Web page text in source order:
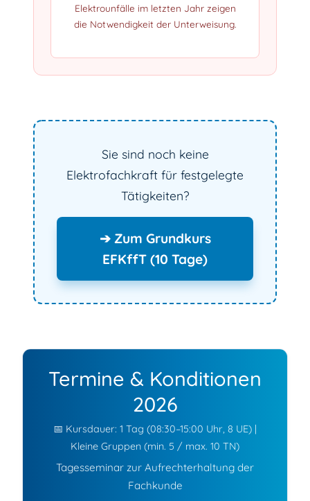
Elektrounfälle im letzten Jahr zeigen
die Notwendigkeit der Unterweisung.
Sie sind noch keine
Elektrofachkraft für festgelegte
Tätigkeiten?
➔ Zum Grundkurs
EFKffT (10 Tage)
Termine & Konditionen
2026
📅 Kursdauer: 1 Tag (08:30–15:00 Uhr, 8 UE) |
Kleine Gruppen (min. 5 / max. 10 TN)
Tagesseminar zur Aufrechterhaltung der
Fachkunde